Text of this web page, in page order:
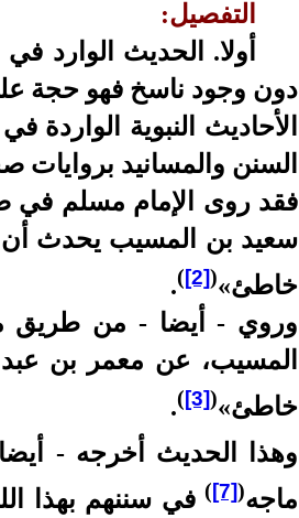
التفصيل:
أولا. الحديث الوارد
دون وجود ناسخ فهو حجة
الأحاديث النبوية
السنن والمسانيد
فقد روى الإمام مسلم في
سعيد بن المسيب يحدث أن
خاطئ»(
[2]
)
.
وروي - أيضا - من طريق
المسيب، عن معمر بن عبد
خاطئ»(
[3]
)
.
وهذا الحديث أخرجه -
ماجه(
[7]
) في سننهم بهذا